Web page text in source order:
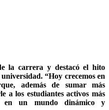
la carrera y destacó el hito
“Hoy crecemos en
además de sumar más
a los estudiantes activos más
en un mundo dinámico y